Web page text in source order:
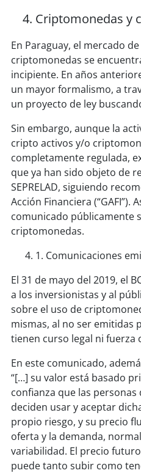
Criptomonedas y
En Paraguay, el mercado
criptomonedas se
incipiente. En años
un mayor formalismo, a
un proyecto de ley
Sin embargo, aunque la
cripto activos y/o
completamente regulada,
que ya han sido objeto de
SEPRELAD, siguiendo
Acción Financiera (“GAFI”).
comunicado públicamente
criptomonedas.
1. Comunicaciones
El 31 de mayo del 2019, el
a los inversionistas y al
sobre el uso de
mismas, al no ser emitidas
tienen curso legal ni fuerza
En este comunicado,
“[…] su valor está basado
confianza que las personas
deciden usar y aceptar
propio riesgo, y su precio
oferta y la demanda,
variabilidad. El precio
puede tanto subir como